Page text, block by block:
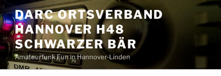
Zum
Inhalt
springen
DARC ORTSVERBAND
HANNOVER H48
SCHWARZER BÄR
Amateurfunk Fun in Hannover-Linden